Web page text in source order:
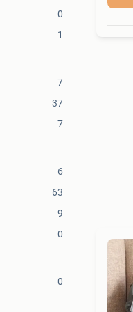
0
1
7
37
7
6
63
9
0
0